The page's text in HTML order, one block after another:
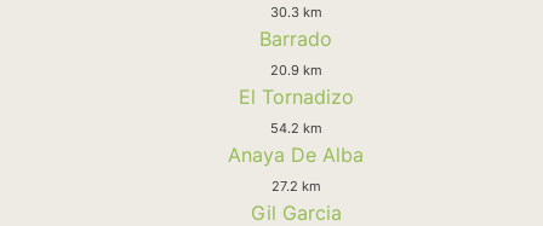
30.3 km
Barrado
20.9 km
El Tornadizo
54.2 km
Anaya De Alba
27.2 km
Gil Garcia